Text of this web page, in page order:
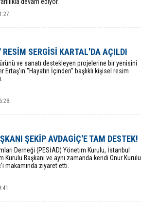
SERGİSİ KARTAL'DA AÇILDI
ve sanatı destekleyen projelerine bir yenisini
"Hayatın İçinden" başlıklı kişisel resim
ŞEKİP AVDAGİÇ'E TAM DESTEK!
Derneği (PESİAD) Yönetim Kurulu, İstanbul
Kurulu Başkanı ve aynı zamanda kendi Onur Kurulu
makamında ziyaret etti.